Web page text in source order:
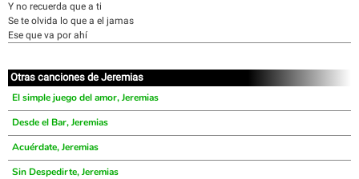
Y no recuerda que a ti
Se te olvida lo que a el jamas
Ese que va por ahí
Otras canciones de Jeremias
El simple juego del amor, Jeremias
Desde el Bar, Jeremias
Acuérdate, Jeremias
Sin Despedirte, Jeremias